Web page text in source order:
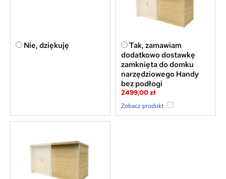
Nie, dziękuję
Tak, zamawiam
dodatkowo dostawkę
zamknięta do domku
narzędziowego Handy
bez podłogi
2499,00 zł
Zobacz produkt